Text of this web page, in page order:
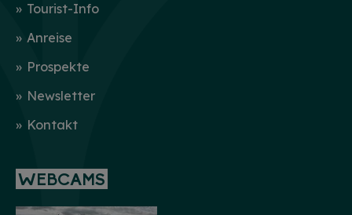
Tourist-Info
Anreise
Prospekte
Newsletter
Kontakt
WEBCAMS